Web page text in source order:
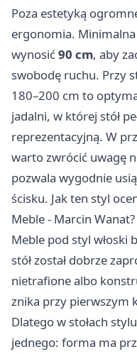
Poza estetyką
ergonomia.
wynosić90 cm, aby
swobodę ruchu. Przy
180–200 cm to
jadalni, w której stół
reprezentacyjną. W
warto zwrócić uwagę
pozwala wygodnie
ścisku. Jak ten styl
Meble - Marcin Wanat?
Meble pod styl włoski
stół został dobrze
nietrafione albo
znika przy pierwszym
Dlatego w stołach
jednego: forma ma